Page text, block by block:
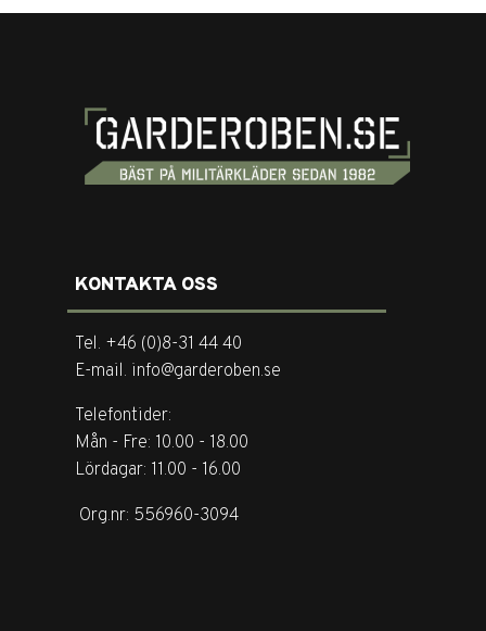
KONTAKTA OSS
Tel. +46 (0)8-31 44 40
E-mail. info@garderoben.se
Telefontider:
Mån - Fre: 10.00 - 18.00
Lördagar: 11.00 - 16.00
Org.nr: 556960-3094